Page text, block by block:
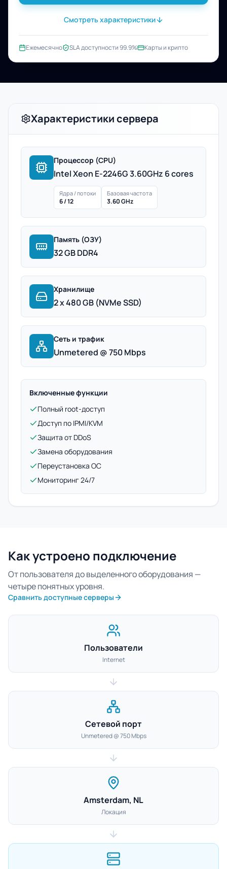
Смотреть характеристики
Ежемесячно SLA доступности 99.9% Карты и крипто
Характеристики сервера
Процессор (CPU)
Intel Xeon E-2246G 3.60GHz 6 cores
Ядра / потоки
6 / 12
Базовая частота
3.60 GHz
Память (ОЗУ)
32 GB DDR4
Хранилище
2 x 480 GB (NVMe SSD)
Сеть и трафик
Unmetered @ 750 Mbps
Включенные функции
Полный root-доступ
Доступ по IPMI/KVM
Защита от DDoS
Замена оборудования
Переустановка ОС
Мониторинг 24/7
Как устроено подключение
От пользователя до выделенного оборудования —
четыре понятных уровня.
Сравнить доступные серверы
Пользователи
Internet
Сетевой порт
Unmetered @ 750 Mbps
Amsterdam, NL
Локация